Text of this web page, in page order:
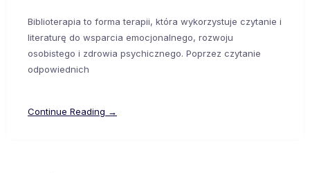
Biblioterapia to forma terapii, która wykorzystuje czytanie i
literaturę do wsparcia emocjonalnego, rozwoju
osobistego i zdrowia psychicznego. Poprzez czytanie
odpowiednich
Continue Reading →